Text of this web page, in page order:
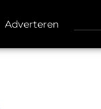
Adverteren